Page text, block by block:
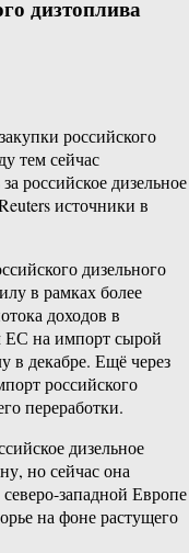
дизтоплива
российского
тем сейчас
российское дизельное
источники в
дизельного
в рамках более
доходов в
ЕС на импорт сырой
в декабре. Ещё через
российского
переработки.
дизельное
но сейчас она
северо-​западной Европе
на фоне растущего